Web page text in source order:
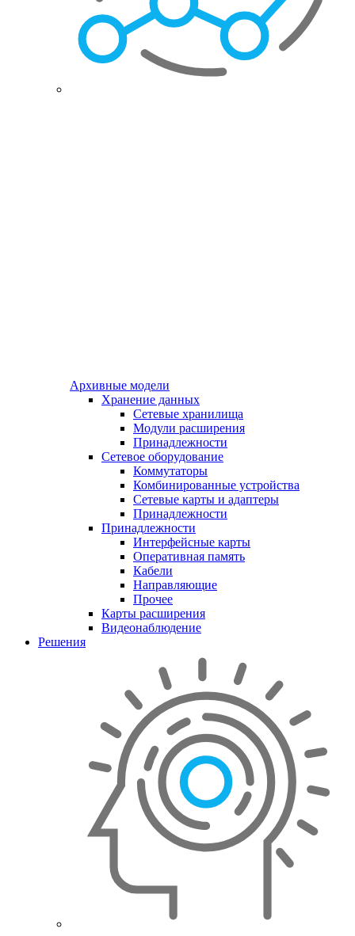
Архивные модели
Хранение данных
Сетевые хранилища
Модули расширения
Принадлежности
Сетевое оборудование
Коммутаторы
Комбинированные устройства
Сетевые карты и адаптеры
Принадлежности
Принадлежности
Интерфейсные карты
Оперативная память
Кабели
Направляющие
Прочее
Карты расширения
Видеонаблюдение
Решения